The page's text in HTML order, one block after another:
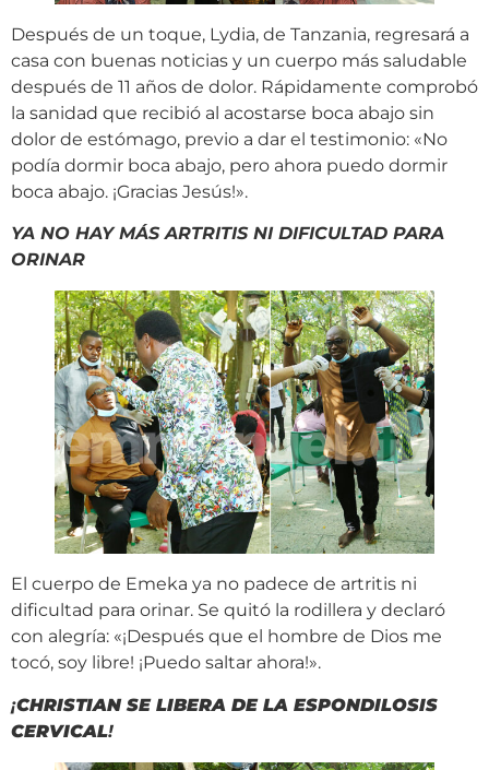
Después de un toque, Lydia, de Tanzania, regresará a
casa con buenas noticias y un cuerpo más saludable
después de 11 años de dolor. Rápidamente comprobó
la sanidad que recibió al acostarse boca abajo sin
dolor de estómago, previo a dar el testimonio: «No
podía dormir boca abajo, pero ahora puedo dormir
boca abajo. ¡Gracias Jesús!».
YA NO HAY MÁS ARTRITIS NI DIFICULTAD PARA
ORINAR
El cuerpo de Emeka ya no padece de artritis ni
dificultad para orinar. Se quitó la rodillera y declaró
con alegría: «¡Después que el hombre de Dios me
tocó, soy libre! ¡Puedo saltar ahora!».
¡CHRISTIAN SE LIBERA DE LA ESPONDILOSIS
CERVICAL!